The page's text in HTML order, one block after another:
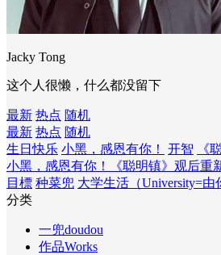
Jacky Tong
这个人很懒，什么都没留下
最新 热点 随机
最新 热点 随机
生日快乐 小黑，感恩有你！ 开智 《
小黑，感恩有你！
《聪明镇》观后重
目標 种菜兜 大学生活（University=由
分类
一兜doudou
作品Works